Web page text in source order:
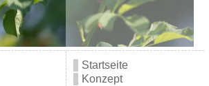
Startseite
Konzept